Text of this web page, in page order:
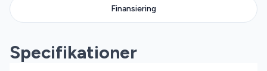
Finansiering
Specifikationer